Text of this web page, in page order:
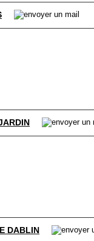
DABLIN